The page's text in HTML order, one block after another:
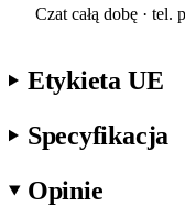
Czat całą dobę ·
Etykieta UE
Specyfikacja
Opinie